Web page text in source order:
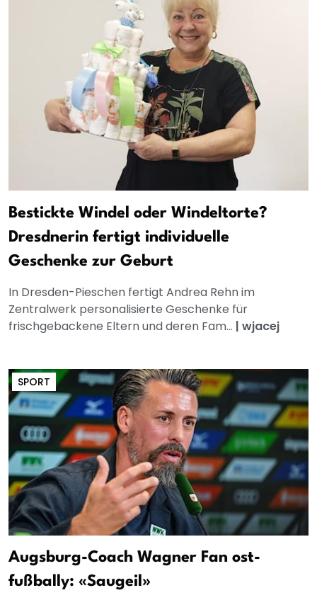
Bestickte Windel oder Windeltorte?
Dresdnerin fertigt individuelle
Geschenke zur Geburt
In Dresden-Pieschen fertigt Andrea Rehn im
Zentralwerk personalisierte Geschenke für
frischgebackene Eltern und deren Fam... | wjacej
SPORT
Augsburg-Coach Wagner Fan ost-
fußbally: «Saugeil»